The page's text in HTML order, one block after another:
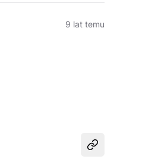
9 lat temu
Udostępnij